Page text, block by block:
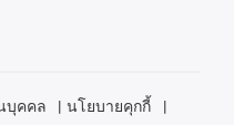
บุคคล
นโยบายคุกกี้